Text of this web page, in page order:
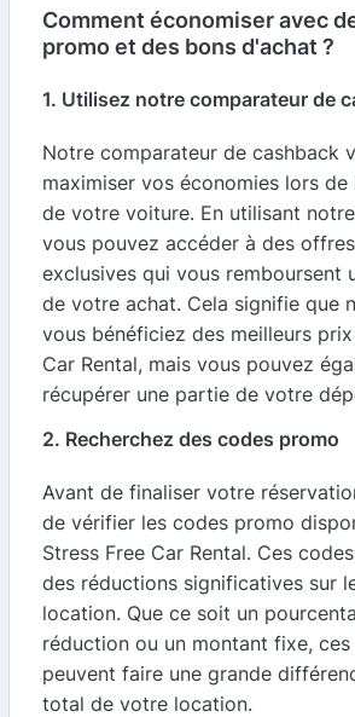
Comment économiser avec
promo et des bons d'achat ?
1. Utilisez notre comparateur de
Notre comparateur de cashback
maximiser vos économies lors
de votre voiture. En utilisant
vous pouvez accéder à des
exclusives qui vous remboursent
de votre achat. Cela signifie que
vous bénéficiez des meilleurs
Car Rental, mais vous pouvez
récupérer une partie de votre
2. Recherchez des codes promo
Avant de finaliser votre
de vérifier les codes promo
Stress Free Car Rental. Ces
des réductions significatives sur
location. Que ce soit un
réduction ou un montant fixe,
peuvent faire une grande
total de votre location.